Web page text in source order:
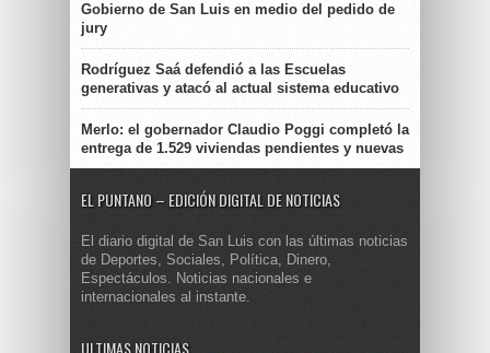
Gobierno de San Luis en medio del pedido de
jury
Rodríguez Saá defendió a las Escuelas
generativas y atacó al actual sistema educativo
Merlo: el gobernador Claudio Poggi completó la
entrega de 1.529 viviendas pendientes y nuevas
EL PUNTANO – EDICIÓN DIGITAL DE NOTICIAS
El diario digital de San Luis con las últimas noticias
de Deportes, Sociales, Política, Dinero,
Espectáculos. Noticias nacionales e
internacionales al instante.
ULTIMAS NOTICIAS